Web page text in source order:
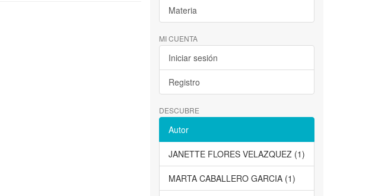
Materia
MI CUENTA
Iniciar sesión
Registro
DESCUBRE
Autor
JANETTE FLORES VELAZQUEZ (1)
MARTA CABALLERO GARCIA (1)